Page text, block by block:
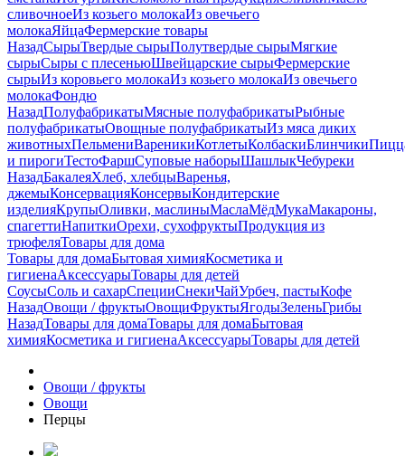
сливочноеИз козьего молокаИз овечьего
молокаЯйцаФермерские товары
НазадСырыТвердые сырыПолутвердые сырыМягкие
сырыСыры c плесеньюШвейцарские сырыФермерские
сырыИз коровьего молокаИз козьего молокаИз овечьего
молокаФондю
НазадПолуфабрикатыМясные полуфабрикатыРыбные
полуфабрикатыОвощные полуфабрикатыИз мяса диких
животныхПельмениВареникиКотлетыКолбаскиБлинчики
и пирогиТестоФаршСуповые наборыШашлыкЧебуреки
НазадБакалеяХлеб, хлебцыВаренья,
джемыКонсервацияКонсервыКондитерские
изделияКрупыОливки, маслиныМаслаМёдМукаМакароны,
спагеттиНапиткиОрехи, сухофруктыПродукция из
трюфеляТовары для дома
Товары для домаБытовая химияКосметика и
гигиенаАксессуарыТовары для детей
СоусыСоль и сахарСпецииСнекиЧайУрбеч, пастыКофе
НазадОвощи / фруктыОвощиФруктыЯгодыЗеленьГрибы
НазадТовары для домаТовары для домаБытовая
химияКосметика и гигиенаАксессуарыТовары для детей
Овощи / фрукты
Овощи
Перцы